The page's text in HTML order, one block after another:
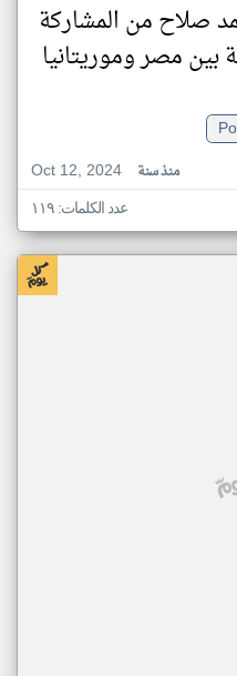
من المشاركة
بين مصر وموريتانيا
Oct 12, 2024
منذ سنة
عدد الكلمات: ١١٩